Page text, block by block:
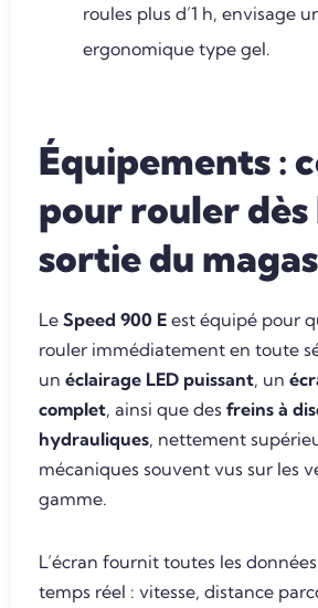
roules plus d’1 h, envisage
ergonomique type gel.
Équipements :
pour rouler dès
sortie du
Le Speed 900 E est équipé pour
rouler immédiatement en toute
un éclairage LED puissant, un
complet, ainsi que des freins à
hydrauliques, nettement
mécaniques souvent vus sur les
gamme.
L’écran fournit toutes les
temps réel : vitesse, distance